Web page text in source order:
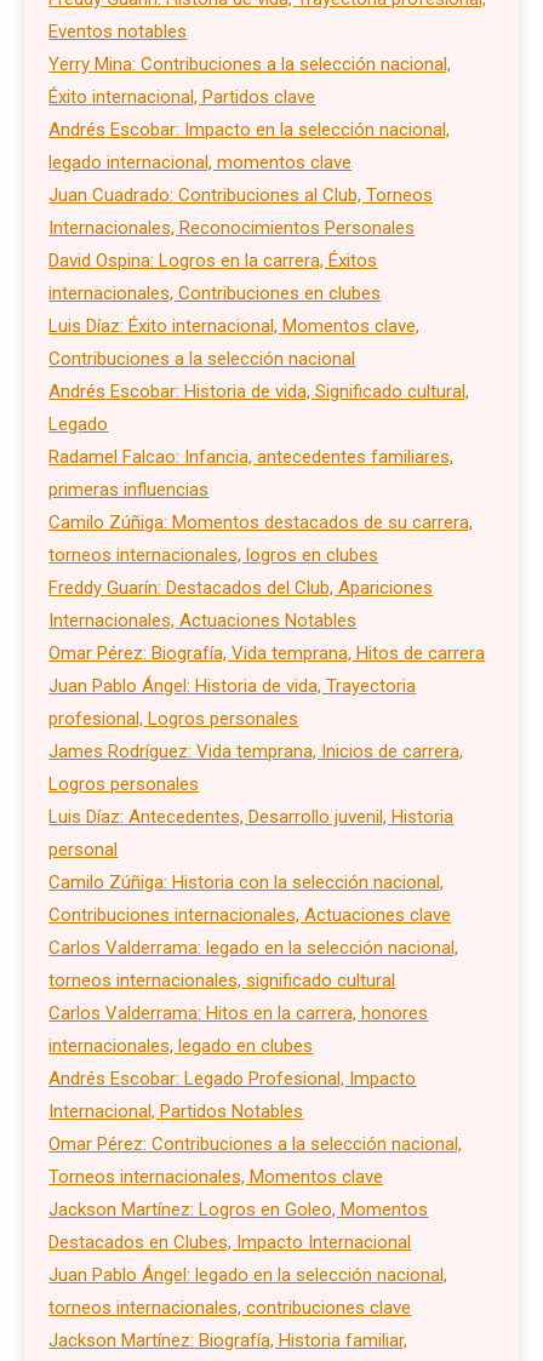
Eventos notables
Yerry Mina: Contribuciones a la selección nacional,
Éxito internacional, Partidos clave
Andrés Escobar: Impacto en la selección nacional,
legado internacional, momentos clave
Juan Cuadrado: Contribuciones al Club, Torneos
Internacionales, Reconocimientos Personales
David Ospina: Logros en la carrera, Éxitos
internacionales, Contribuciones en clubes
Luis Díaz: Éxito internacional, Momentos clave,
Contribuciones a la selección nacional
Andrés Escobar: Historia de vida, Significado cultural,
Legado
Radamel Falcao: Infancia, antecedentes familiares,
primeras influencias
Camilo Zúñiga: Momentos destacados de su carrera,
torneos internacionales, logros en clubes
Freddy Guarín: Destacados del Club, Apariciones
Internacionales, Actuaciones Notables
Omar Pérez: Biografía, Vida temprana, Hitos de carrera
Juan Pablo Ángel: Historia de vida, Trayectoria
profesional, Logros personales
James Rodríguez: Vida temprana, Inicios de carrera,
Logros personales
Luis Díaz: Antecedentes, Desarrollo juvenil, Historia
personal
Camilo Zúñiga: Historia con la selección nacional,
Contribuciones internacionales, Actuaciones clave
Carlos Valderrama: legado en la selección nacional,
torneos internacionales, significado cultural
Carlos Valderrama: Hitos en la carrera, honores
internacionales, legado en clubes
Andrés Escobar: Legado Profesional, Impacto
Internacional, Partidos Notables
Omar Pérez: Contribuciones a la selección nacional,
Torneos internacionales, Momentos clave
Jackson Martínez: Logros en Goleo, Momentos
Destacados en Clubes, Impacto Internacional
Juan Pablo Ángel: legado en la selección nacional,
torneos internacionales, contribuciones clave
Jackson Martínez: Biografía, Historia familiar,